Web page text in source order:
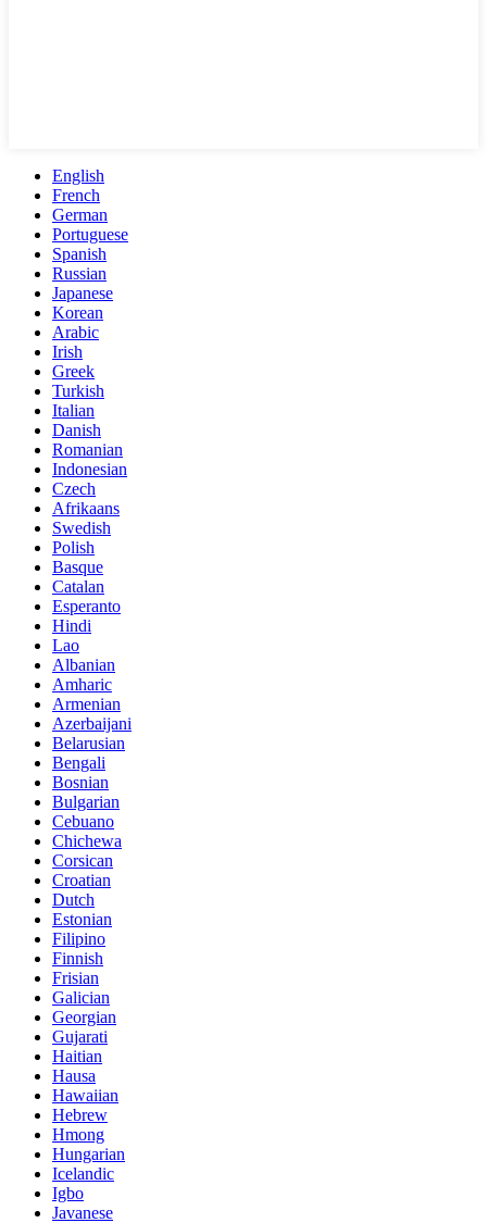
English
French
German
Portuguese
Spanish
Russian
Japanese
Korean
Arabic
Irish
Greek
Turkish
Italian
Danish
Romanian
Indonesian
Czech
Afrikaans
Swedish
Polish
Basque
Catalan
Esperanto
Hindi
Lao
Albanian
Amharic
Armenian
Azerbaijani
Belarusian
Bengali
Bosnian
Bulgarian
Cebuano
Chichewa
Corsican
Croatian
Dutch
Estonian
Filipino
Finnish
Frisian
Galician
Georgian
Gujarati
Haitian
Hausa
Hawaiian
Hebrew
Hmong
Hungarian
Icelandic
Igbo
Javanese